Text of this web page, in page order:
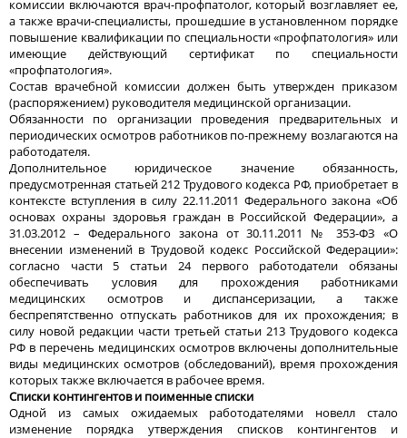
комиссии включаются врач-профпатолог, который возглавляет ее,
а также врачи-специалисты, прошедшие в установленном порядке
повышение квалификации по специальности «профпатология» или
имеющие действующий сертификат по специальности
«профпатология».
Состав врачебной комиссии должен быть утвержден приказом
(распоряжением) руководителя медицинской организации.
Обязанности по организации проведения предварительных и
периодических осмотров работников по-прежнему возлагаются на
работодателя.
Дополнительное юридическое значение обязанность,
предусмотренная статьей 212 Трудового кодекса РФ, приобретает в
контексте вступления в силу 22.11.2011 Федерального закона «Об
основах охраны здоровья граждан в Российской Федерации», а
31.03.2012 – Федерального закона от 30.11.2011 № 353-ФЗ «О
внесении изменений в Трудовой кодекс Российской Федерации»:
согласно части 5 статьи 24 первого работодатели обязаны
обеспечивать условия для прохождения работниками
медицинских осмотров и диспансеризации, а также
беспрепятственно отпускать работников для их прохождения; в
силу новой редакции части третьей статьи 213 Трудового кодекса
РФ в перечень медицинских осмотров включены дополнительные
виды медицинских осмотров (обследований), время прохождения
которых также включается в рабочее время.
Списки контингентов и поименные списки
Одной из самых ожидаемых работодателями новелл стало
изменение порядка утверждения списков контингентов и